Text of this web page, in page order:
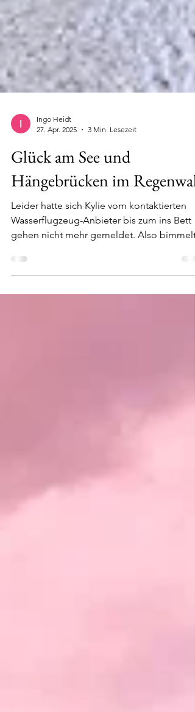
Ingo Heidt
27. Apr. 2025
3 Min. Lesezeit
Glück am See und
Hängebrücken im Regenwald
Leider hatte sich Kylie vom kontaktierten
gehen nicht mehr gemeldet. Also bimmelt
um 8 Uhr der...